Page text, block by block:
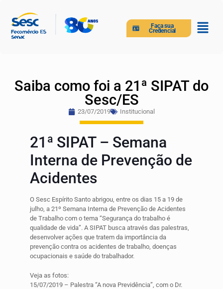
Faça sua
Credencial
Saiba como foi a 21ª SIPAT do
Sesc/ES
23/07/2019 Institucional
21ª SIPAT – Semana
Interna de Prevenção de
Acidentes
O Sesc Espírito Santo abrigou, entre os dias 15 a 19 de
julho, a 21º Semana Interna de Prevenção de Acidentes
de Trabalho com o tema “Segurança do trabalho é
qualidade de vida”. A SIPAT busca através das palestras,
desenvolver ações que tratem da importância da
prevenção contra os acidentes de trabalho, doenças
ocupacionais e saúde do trabalhador.
Veja as fotos:
15/07/2019 – Palestra “A nova Previdência”, com o Dr.